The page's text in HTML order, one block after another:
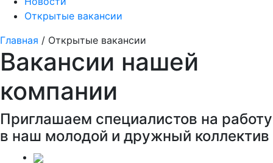
Открытые вакансии
Главная / Открытые вакансии
Вакансии нашей
компании
Приглашаем специалистов на работу
в наш молодой и дружный коллектив